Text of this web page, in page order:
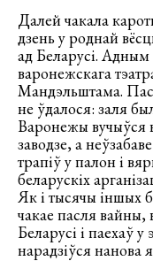
Далей чакала
дзень у роднай
ад Беларусі.
варонежскага
Мандэльштама.
не ўдалося: заля
Варонежы вучыўся
заводзе, а
трапіў у палон і
беларускіх
Як і тысячы іншых
чакае пасля вайны,
Беларусі і паехаў
нарадзіўся нанова